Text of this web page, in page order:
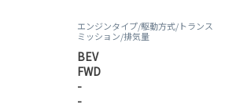
エンジンタイプ/駆動方式/トランス
ミッション/排気量
BEV
FWD
-